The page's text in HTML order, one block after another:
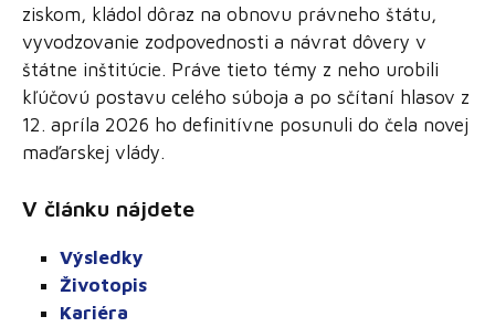
ziskom, kládol dôraz na obnovu právneho štátu,
vyvodzovanie zodpovednosti a návrat dôvery v
štátne inštitúcie. Práve tieto témy z neho urobili
kľúčovú postavu celého súboja a po sčítaní hlasov z
12. apríla 2026 ho definitívne posunuli do čela novej
maďarskej vlády.
V článku nájdete
Výsledky
Životopis
Kariéra